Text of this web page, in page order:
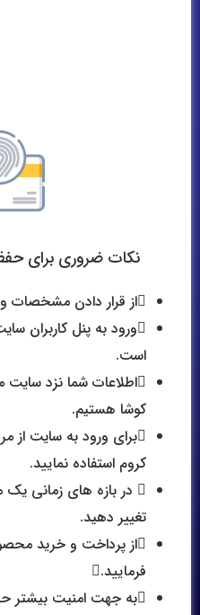
نکات ضروری برای
از قرار دادن مشخصات
ورود به پنل کاربران
است.
اطلاعات شما نزد
کوشا هستیم.
برای ورود به سایت از
کروم استفاده نمایید.
در بازه های زمانی
تغییر دهید.
از پرداخت و خرید
فرمایید.
به جهت امنیت بیشتر